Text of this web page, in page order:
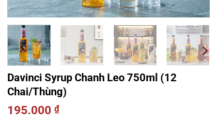
Davinci Syrup Chanh Leo 750ml (12
Chai/Thùng)
195.000 ₫